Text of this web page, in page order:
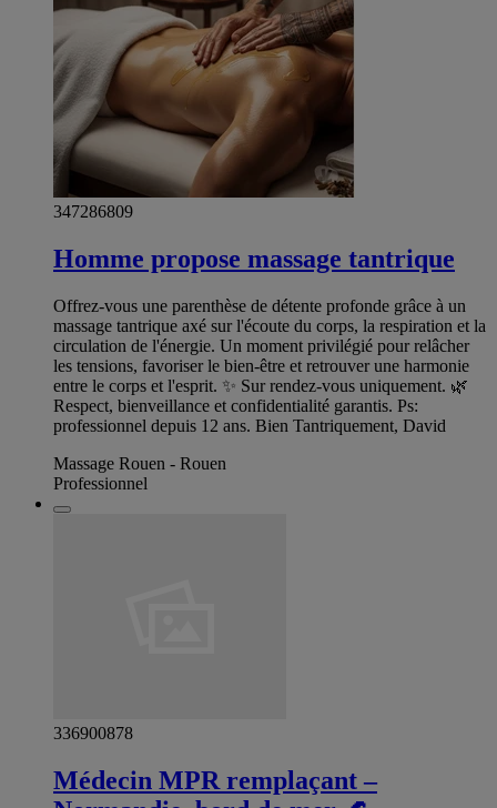
347286809
Homme propose massage tantrique
Offrez-vous une parenthèse de détente profonde grâce à un
massage tantrique axé sur l'écoute du corps, la respiration et la
circulation de l'énergie. Un moment privilégié pour relâcher
les tensions, favoriser le bien-être et retrouver une harmonie
entre le corps et l'esprit. ✨ Sur rendez-vous uniquement. 🌿
Respect, bienveillance et confidentialité garantis. Ps:
professionnel depuis 12 ans. Bien Tantriquement, David
Massage Rouen - Rouen
Professionnel
336900878
Médecin MPR remplaçant –